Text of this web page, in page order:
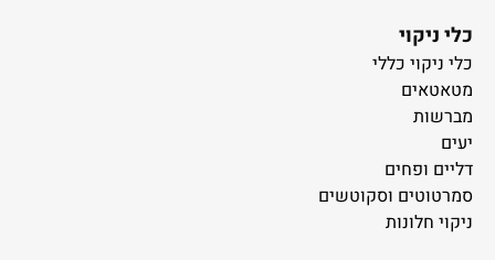
כלי ניקוי
כלי ניקוי כללי
מטאטאים
מברשות
יעים
דליים ופחים
סמרטוטים וסקוטשים
ניקוי חלונות